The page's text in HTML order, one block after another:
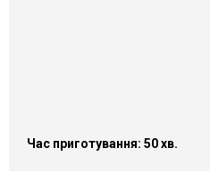
Час приготування: 50 хв.